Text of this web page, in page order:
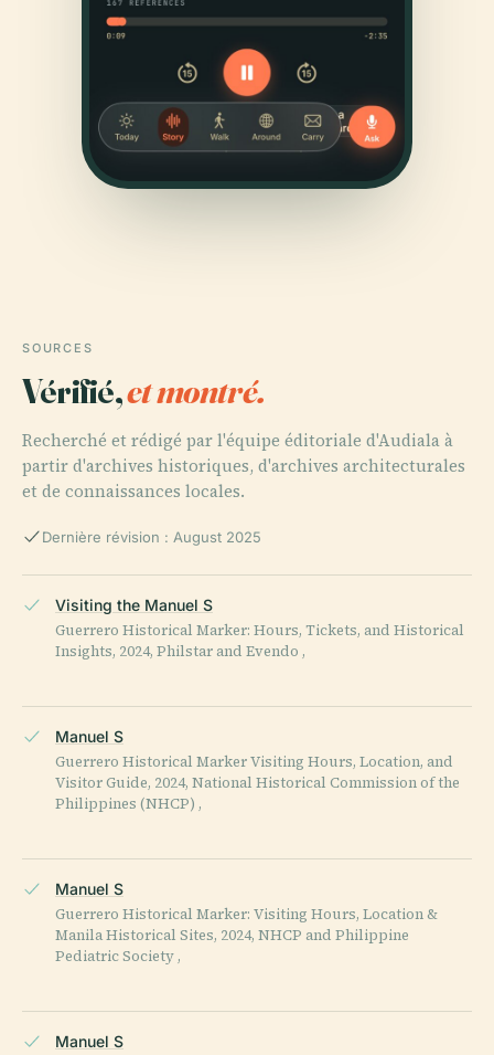
SOURCES
Vérifié,et montré.
Recherché et rédigé par l'équipe éditoriale d'Audiala à
partir d'archives historiques, d'archives architecturales
et de connaissances locales.
Dernière révision : August 2025
Visiting the Manuel S
Guerrero Historical Marker: Hours, Tickets, and Historical
Insights, 2024, Philstar and Evendo ,
Manuel S
Guerrero Historical Marker Visiting Hours, Location, and
Visitor Guide, 2024, National Historical Commission of the
Philippines (NHCP) ,
Manuel S
Guerrero Historical Marker: Visiting Hours, Location &
Manila Historical Sites, 2024, NHCP and Philippine
Pediatric Society ,
Manuel S